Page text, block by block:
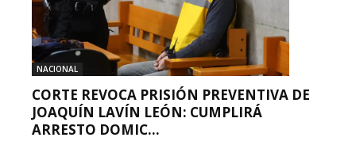
NACIONAL
CORTE REVOCA PRISIÓN PREVENTIVA DE
JOAQUÍN LAVÍN LEÓN: CUMPLIRÁ
ARRESTO DOMIC...